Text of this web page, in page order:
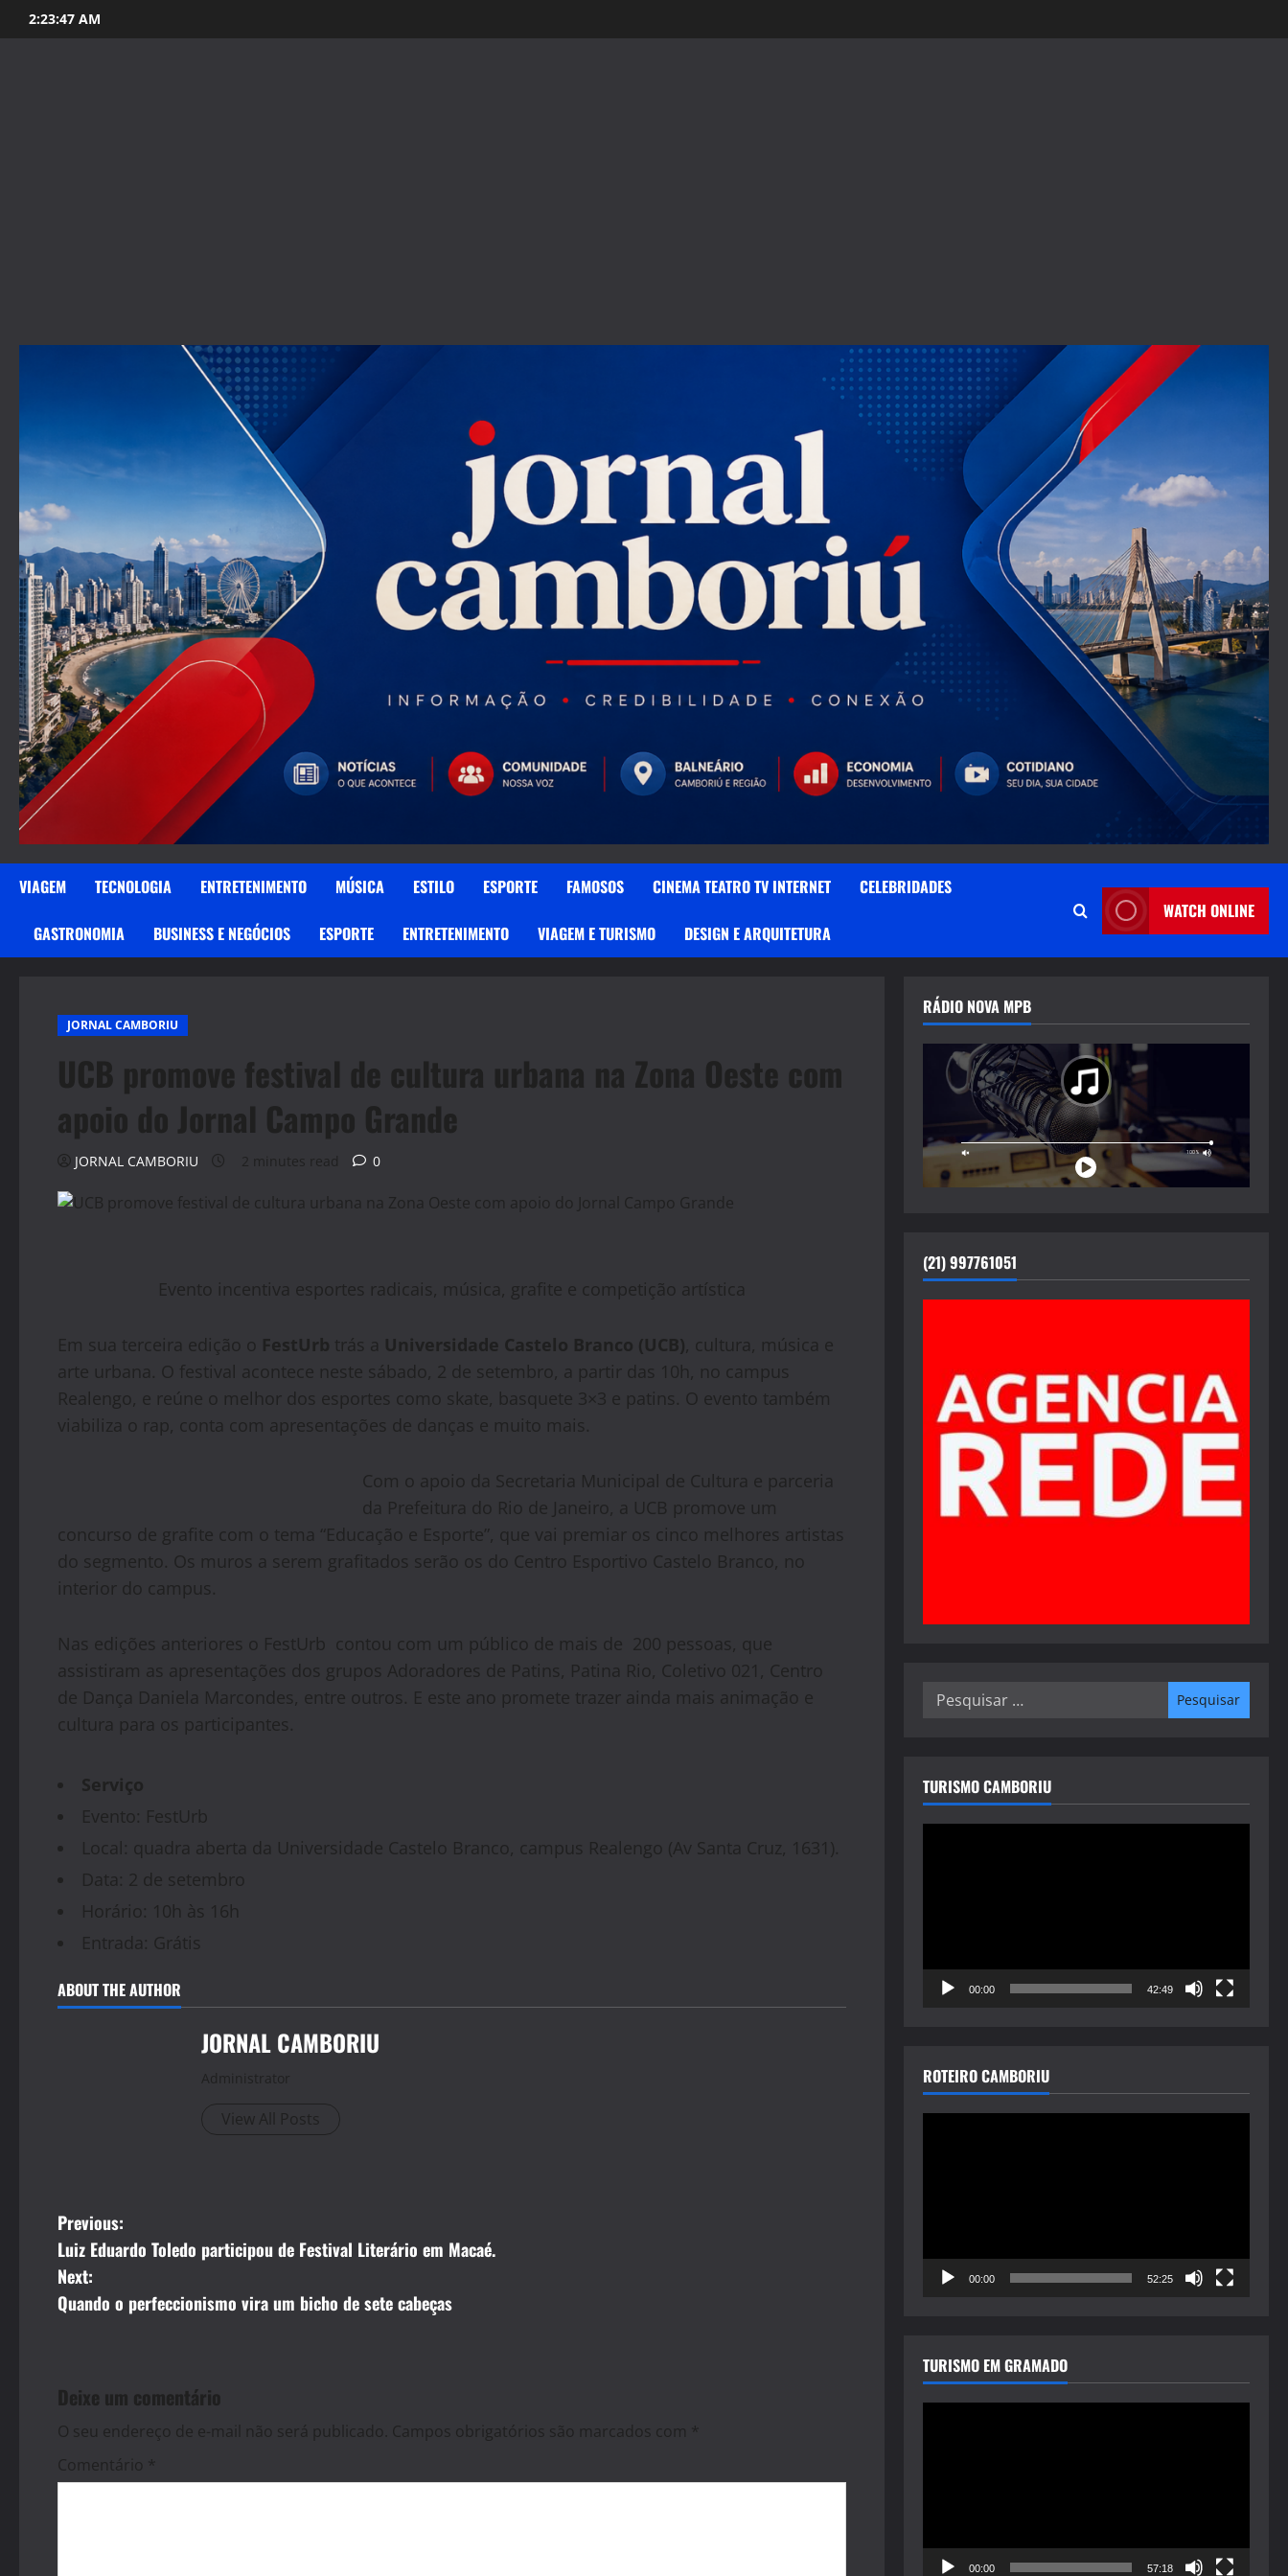
to
2:23:48 AM
VIAGEM TECNOLOGIA ENTRETENIMENTO MÚSICA ESTILO ESPORTE FAMOSOS CINEMA TEATRO TV INTERNET CELEBRIDADES
GASTRONOMIA BUSINESS E NEGÓCIOS ESPORTE ENTRETENIMENTO VIAGEM E TURISMO DESIGN E ARQUITETURA
WATCH ONLINE
JORNAL CAMBORIU
UCB promove festival de cultura urbana na Zona Oeste com
apoio do Jornal Campo Grande
JORNAL CAMBORIU 2 minutes read 0
Evento incentiva esportes radicais, música, grafite e competição artística
Em sua terceira edição o FestUrb trás a Universidade Castelo Branco (UCB), cultura, música e
arte urbana. O festival acontece neste sábado, 2 de setembro, a partir das 10h, no campus
Realengo, e reúne o melhor dos esportes como skate, basquete 3×3 e patins. O evento também
viabiliza o rap, conta com apresentações de danças e muito mais.
Com o apoio da Secretaria Municipal de Cultura e parceria
da Prefeitura do Rio de Janeiro, a UCB promove um
concurso de grafite com o tema “Educação e Esporte”, que vai premiar os cinco melhores artistas
do segmento. Os muros a serem grafitados serão os do Centro Esportivo Castelo Branco, no
interior do campus.
Nas edições anteriores o FestUrb contou com um público de mais de 200 pessoas, que
assistiram as apresentações dos grupos Adoradores de Patins, Patina Rio, Coletivo 021, Centro
de Dança Daniela Marcondes, entre outros. E este ano promete trazer ainda mais animação e
cultura para os participantes.
Serviço
Evento: FestUrb
Local: quadra aberta da Universidade Castelo Branco, campus Realengo (Av Santa Cruz, 1631).
Data: 2 de setembro
Horário: 10h às 16h
Entrada: Grátis
ABOUT THE AUTHOR
JORNAL CAMBORIU
Administrator
View All Posts
P
o
s
n
a
v
Previous:
Luiz Eduardo Toledo participou de Festival Literário em Macaé.
Next:
Quando o perfeccionismo vira um bicho de sete cabeças
Deixe um comentário
O seu endereço de e-mail não será publicado. Campos obrigatórios são marcados com *
Comentário *
RÁDIO NOVA MPB
(21) 997761051
Pesquisar
TURISMO CAMBORIU
00:00 42:49
ROTEIRO CAMBORIU
00:00 52:25
TURISMO EM GRAMADO
00:00 57:18